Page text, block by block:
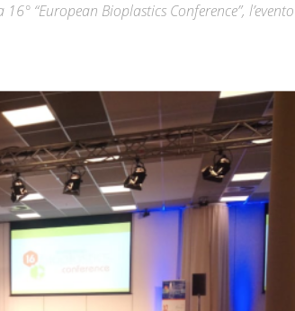
“European Bioplastics Conference”, l’evento